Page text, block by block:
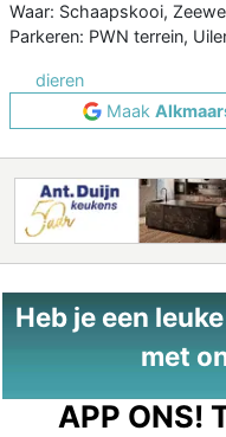
Waar: Schaapskooi,
Parkeren: PWN terrein,
dieren
Maak
Heb je een
met
APP ONS!